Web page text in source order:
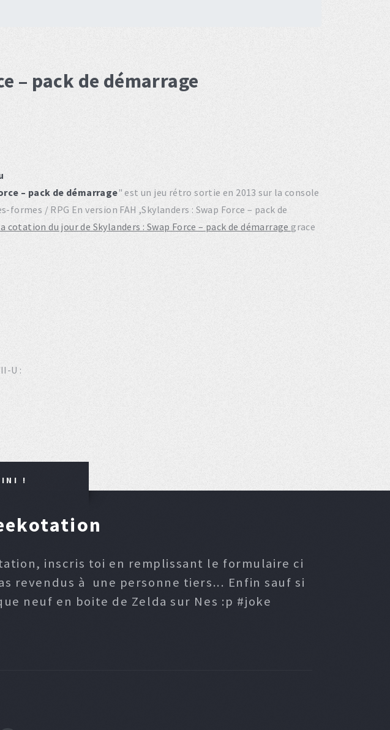
– pack de démarrage
– pack de démarrage" est un jeu rétro sortie en 2013 sur la console
/ RPG En version FAH ,Skylanders : Swap Force – pack de
cotation du jour de Skylanders : Swap Force – pack de démarragegrace
U :
!
inscris toi en remplissant le formulaire ci
revendus à une personne tiers... Enfin sauf si
neuf en boite de Zelda sur Nes :p #joke